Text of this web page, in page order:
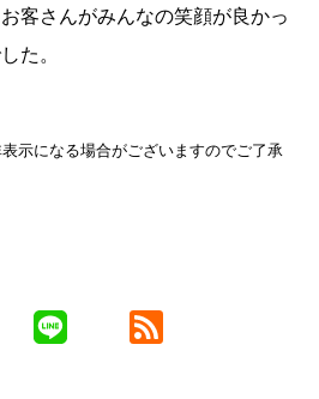
客さんがみんなの笑顔が良かっ
た。
示になる場合がございますのでご了承